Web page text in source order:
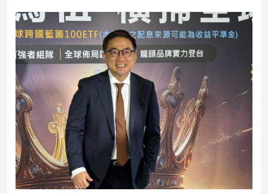
遊/
美
食
星
座/
命
理
消
費
健
康/
親
子/